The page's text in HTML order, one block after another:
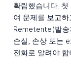
확립했습니다.
여 문제를 보고
Remetente(발송
손실, 손상 또는
전화로 알려야 합